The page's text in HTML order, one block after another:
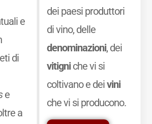
e
di
e
a
dei paesi produttori
di vino, delle
denominazioni, dei
vitigniche vi si
coltivano e deivini
che vi si producono.